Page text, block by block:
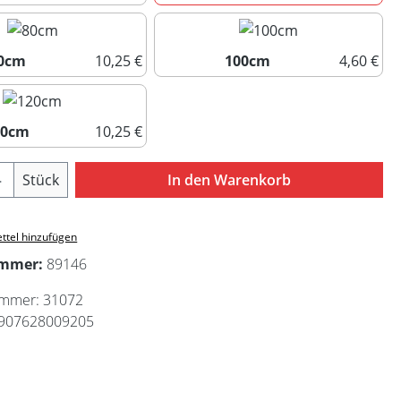
40cm
60cm
10,25 €
80cm
100cm
4,60 €
10,25 €
120cm
Anzahl: Gib den gewünschten Wert ein
Stück In den Warenkorb
hinzufügen
89146
31072